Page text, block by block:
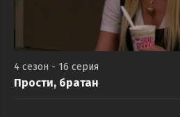
4 сезон - 16 серия
Прости, братан